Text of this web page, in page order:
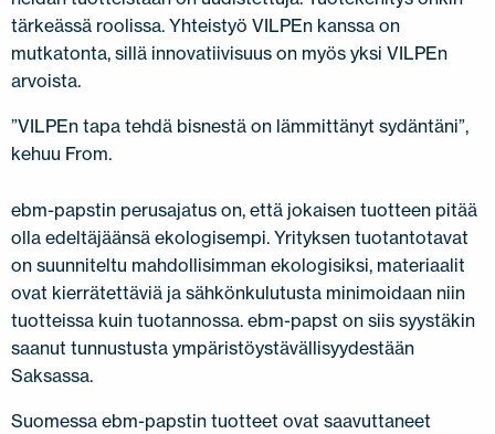
tärkeässä roolissa. Yhteistyö VILPEn kanssa on
mutkatonta, sillä innovatiivisuus on myös yksi VILPEn
arvoista.
”VILPEn tapa tehdä bisnestä on lämmittänyt sydäntäni”,
kehuu From.
ebm-papstin perusajatus on, että jokaisen tuotteen pitää
olla edeltäjäänsä ekologisempi. Yrityksen tuotantotavat
on suunniteltu mahdollisimman ekologisiksi, materiaalit
ovat kierrätettäviä ja sähkönkulutusta minimoidaan niin
tuotteissa kuin tuotannossa. ebm-papst on siis syystäkin
saanut tunnustusta ympäristöystävällisyydestään
Saksassa.
Suomessa ebm-papstin tuotteet ovat saavuttaneet